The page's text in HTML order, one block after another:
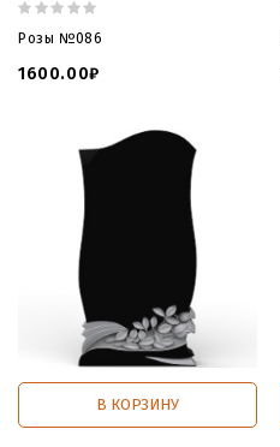
Розы №086
1600.00₽
В КОРЗИНУ